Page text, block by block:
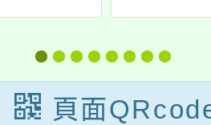
碳匯
展趨勢
」
上課
百變
頁面